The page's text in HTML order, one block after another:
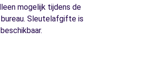
mogelijk tijdens de
Sleutelafgifte is